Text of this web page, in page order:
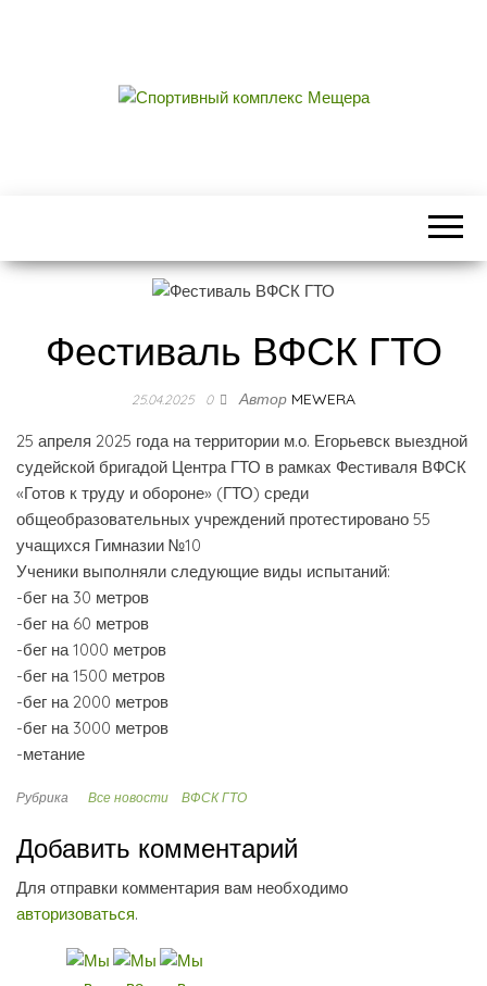
МЕЩЕРА
Фестиваль ВФСК ГТО
25.04.2025 0 Автор MEWERA
25 апреля 2025 года на территории м.о. Егорьевск выездной
судейской бригадой Центра ГТО в рамках Фестиваля ВФСК
«Готов к труду и обороне» (ГТО) среди
общеобразовательных учреждений протестировано 55
учащихся Гимназии №10
Ученики выполняли следующие виды испытаний:
-бег на 30 метров
-бег на 60 метров
-бег на 1000 метров
-бег на 1500 метров
-бег на 2000 метров
-бег на 3000 метров
-метание
Рубрика Все новости ВФСК ГТО
Добавить комментарий
Для отправки комментария вам необходимо
авторизоваться.